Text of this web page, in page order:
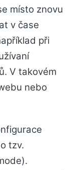
místo znovu
v čase
při
V takovém
nebo
tzv.